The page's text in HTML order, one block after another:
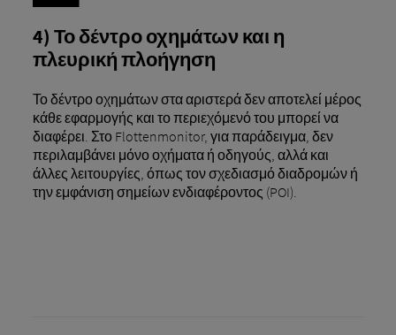
4) Το δέντρο οχημάτων και η
πλευρική πλοήγηση
Το δέντρο οχημάτων στα αριστερά δεν αποτελεί μέρος
κάθε εφαρμογής και το περιεχόμενό του μπορεί να
διαφέρει. Στο Flottenmonitor, για παράδειγμα, δεν
περιλαμβάνει μόνο οχήματα ή οδηγούς, αλλά και
άλλες λειτουργίες, όπως τον σχεδιασμό διαδρομών ή
την εμφάνιση σημείων ενδιαφέροντος (POI).